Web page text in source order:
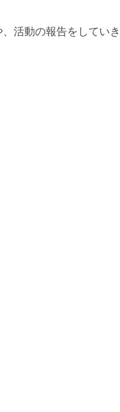
活動の報告をしてい